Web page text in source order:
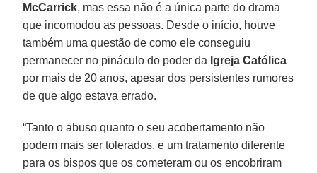
McCarrick, mas essa não é a única parte do drama
que incomodou as pessoas. Desde o início, houve
também uma questão de como ele conseguiu
permanecer no pináculo do poder da Igreja Católica
por mais de 20 anos, apesar dos persistentes rumores
de que algo estava errado.
“Tanto o abuso quanto o seu acobertamento não
podem mais ser tolerados, e um tratamento diferente
para os bispos que os cometeram ou os encobriram